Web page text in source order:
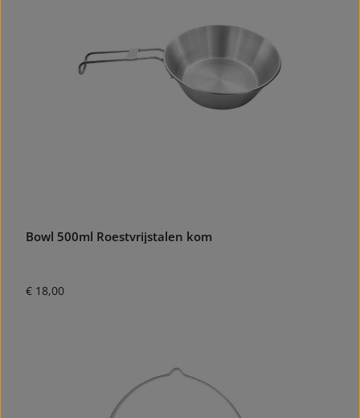
Bowl 500ml Roestvrijstalen kom
Normale prijs:
€ 18,00